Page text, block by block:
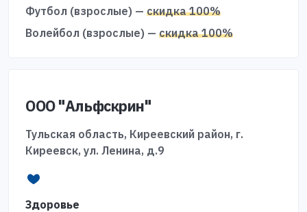
Футбол (взрослые) — скидка 100%
Волейбол (взрослые) — скидка 100%
ООО "Альфскрин"
Тульская область, Киреевский район, г.
Киреевск, ул. Ленина, д.9
Здоровье